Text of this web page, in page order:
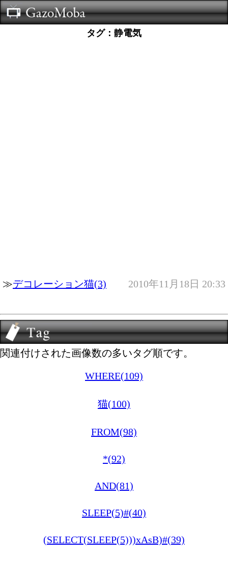
タグ：静電気
≫デコレーション猫(3) 2010年11月18日 20:33
関連付けされた画像数の多いタグ順です。
WHERE(109)
猫(100)
FROM(98)
*(92)
AND(81)
SLEEP(5)#(40)
(SELECT(SLEEP(5)))xAsB)#(39)